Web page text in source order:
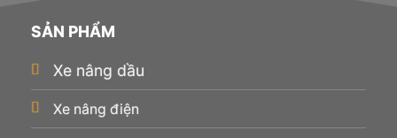
SẢN PHẨM
Xe nâng dầu
Xe nâng điện